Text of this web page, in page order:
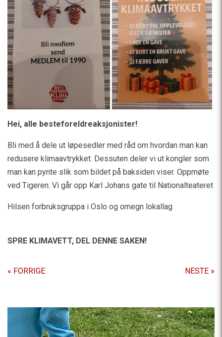
Hei, alle besteforeldreaksjonister!
Bli med å dele ut løpesedler med råd om hvordan man kan
redusere klimaavtrykket. Dessuten deler vi ut kongler som
man kan pynte slik som bildet på baksiden viser. Oppmøte
ved Tigeren. Vi går opp Karl Johans gate til Nationalteateret
Hilsen forbruksgruppa i Oslo og omegn lokallag
SPRE KLIMAVETT, DEL DENNE SAKEN!
« FORRIGE NESTE »